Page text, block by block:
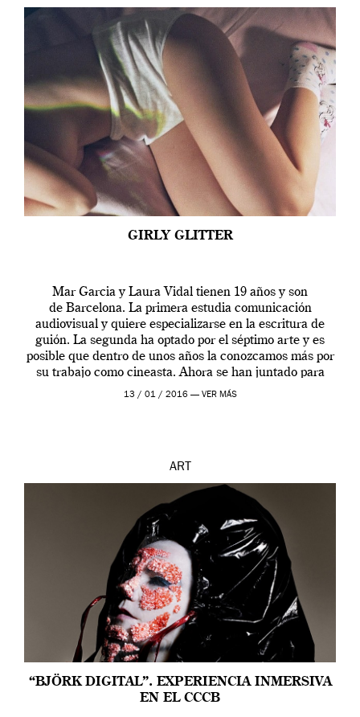
GIRLY GLITTER
Mar Garcia y Laura Vidal tienen 19 años y son
de Barcelona. La primera estudia comunicación
audiovisual y quiere especializarse en la escritura de
guión. La segunda ha optado por el séptimo arte y es
posible que dentro de unos años la conozcamos más por
su trabajo como cineasta. Ahora se han juntado para
contarnos una […]
13 / 01 / 2016 — VER MÁS
ART
“BJÖRK DIGITAL”. EXPERIENCIA INMERSIVA
EN EL CCCB